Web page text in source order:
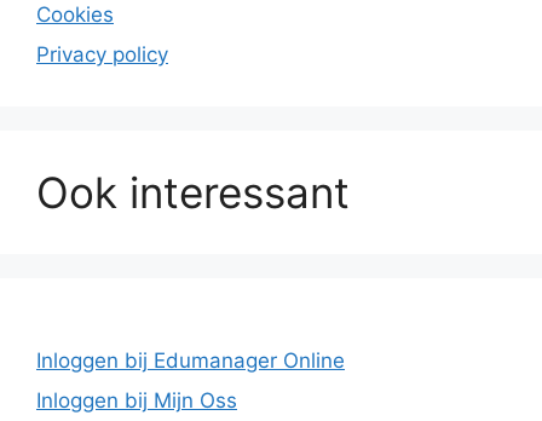
Cookies
Privacy policy
Ook interessant
Inloggen bij Edumanager Online
Inloggen bij Mijn Oss